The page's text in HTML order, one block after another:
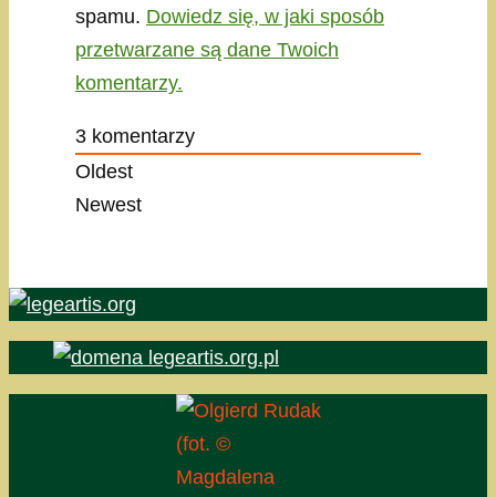
spamu. Dowiedz się, w jaki sposób
przetwarzane są dane Twoich
komentarzy.
3 komentarzy
Oldest
Newest
(fot. ©
Magdalena